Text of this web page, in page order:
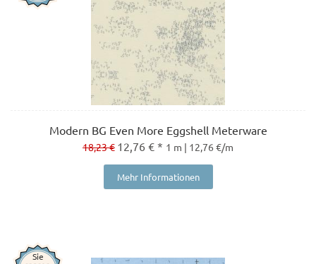
Modern BG Even More Eggshell Meterware
18,23 € 12,76 € * 1 m | 12,76 €/m
Mehr Informationen
Sie